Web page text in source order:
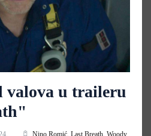
valova u traileru
Nino Romić, Last Breath, Woody